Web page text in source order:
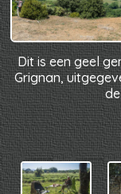
Dit is een geel
Grignan,